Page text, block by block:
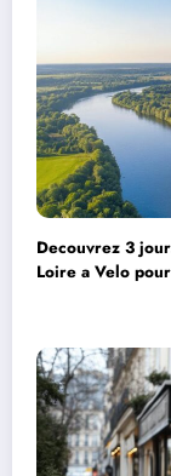
Decouvrez 3
Loire a Velo